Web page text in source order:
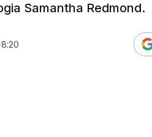
Samantha Redmond.